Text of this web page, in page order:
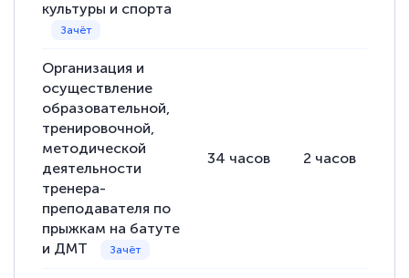
культуры и спорта
Организация и
осуществление
образовательной,
тренировочной,
методической
деятельности
тренера-
преподавателя по
прыжкам на батуте
и ДМТ
34 часов 2 часов